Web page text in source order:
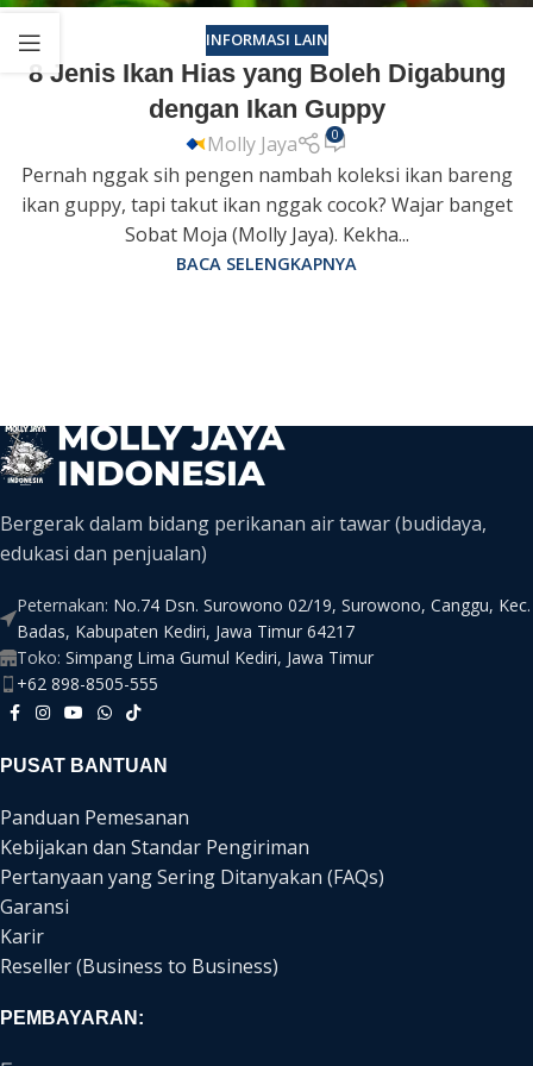
INFORMASI LAIN
8 Jenis Ikan Hias yang Boleh Digabung
dengan Ikan Guppy
Molly Jaya 0
Pernah nggak sih pengen nambah koleksi ikan bareng
ikan guppy, tapi takut ikan nggak cocok? Wajar banget
Sobat Moja (Molly Jaya). Kekha...
BACA SELENGKAPNYA
Bergerak dalam bidang perikanan air tawar (budidaya,
edukasi dan penjualan)
Peternakan: No.74 Dsn. Surowono 02/19, Surowono, Canggu, Kec.
Badas, Kabupaten Kediri, Jawa Timur 64217
Toko: Simpang Lima Gumul Kediri, Jawa Timur
+62 898-8505-555
PUSAT BANTUAN
Panduan Pemesanan
Kebijakan dan Standar Pengiriman
Pertanyaan yang Sering Ditanyakan (FAQs)
Garansi
Karir
Reseller (Business to Business)
PEMBAYARAN: